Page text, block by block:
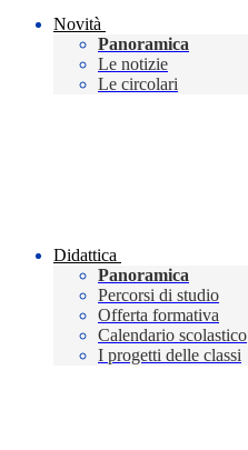
Novità
Panoramica
Le notizie
Le circolari
Didattica
Panoramica
Percorsi di studio
Offerta formativa
Calendario scolastico
I progetti delle classi